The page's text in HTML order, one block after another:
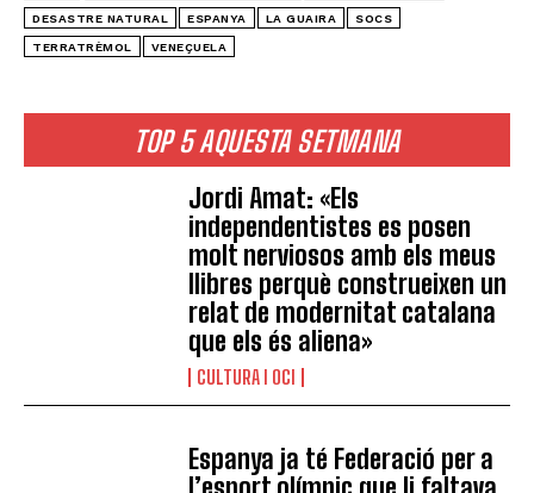
TOP 5 AQUESTA SETMANA
Jordi Amat: «Els
independentistes es posen
molt nerviosos amb els meus
llibres perquè construeixen un
relat de modernitat catalana
que els és aliena»
CULTURA I OCI
Espanya ja té Federació per a
DESASTRE NATURAL ESPANYA LA GUAIRA SOCS
TERRATRÈMOL VENEÇUELA